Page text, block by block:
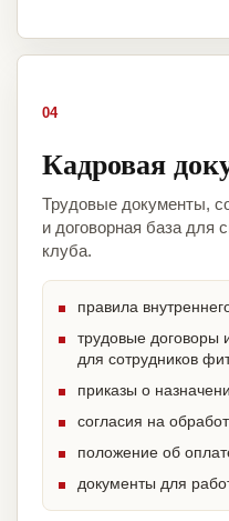
04
Кадровая
Трудовые документы,
и договорная база для
клуба.
правила
трудовые договоры
для сотрудников
приказы о
согласия на
положение об
документы для